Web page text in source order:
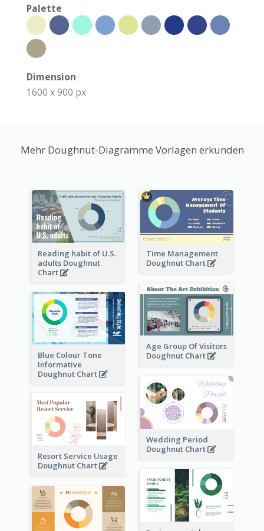
Palette
Dimension
1600 x 900 px
Mehr Doughnut-Diagramme Vorlagen erkunden
Reading habit of U.S.
adults Doughnut
Chart
Time Management
Doughnut Chart
Age Group Of Visitors
Doughnut Chart
Blue Colour Tone
Informative
Doughnut Chart
Wedding Period
Doughnut Chart
Resort Service Usage
Doughnut Chart